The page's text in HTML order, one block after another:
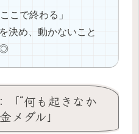
こで終わる」
決め、動かないこと
◎
「“何も起きなか
メダル」